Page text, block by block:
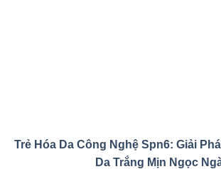
Trẻ Hóa Da Công Nghệ Spn6: Giải
Da Trắng Mịn Ngọc